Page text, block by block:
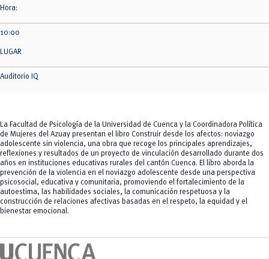
Hora:
10:00
LUGAR
Auditorio IQ
La Facultad de Psicología de la Universidad de Cuenca y la Coordinadora Política
de Mujeres del Azuay presentan el libro Construir desde los afectos: noviazgo
adolescente sin violencia, una obra que recoge los principales aprendizajes,
reflexiones y resultados de un proyecto de vinculación desarrollado durante dos
años en instituciones educativas rurales del cantón Cuenca. El libro aborda la
prevención de la violencia en el noviazgo adolescente desde una perspectiva
psicosocial, educativa y comunitaria, promoviendo el fortalecimiento de la
autoestima, las habilidades sociales, la comunicación respetuosa y la
construcción de relaciones afectivas basadas en el respeto, la equidad y el
bienestar emocional.